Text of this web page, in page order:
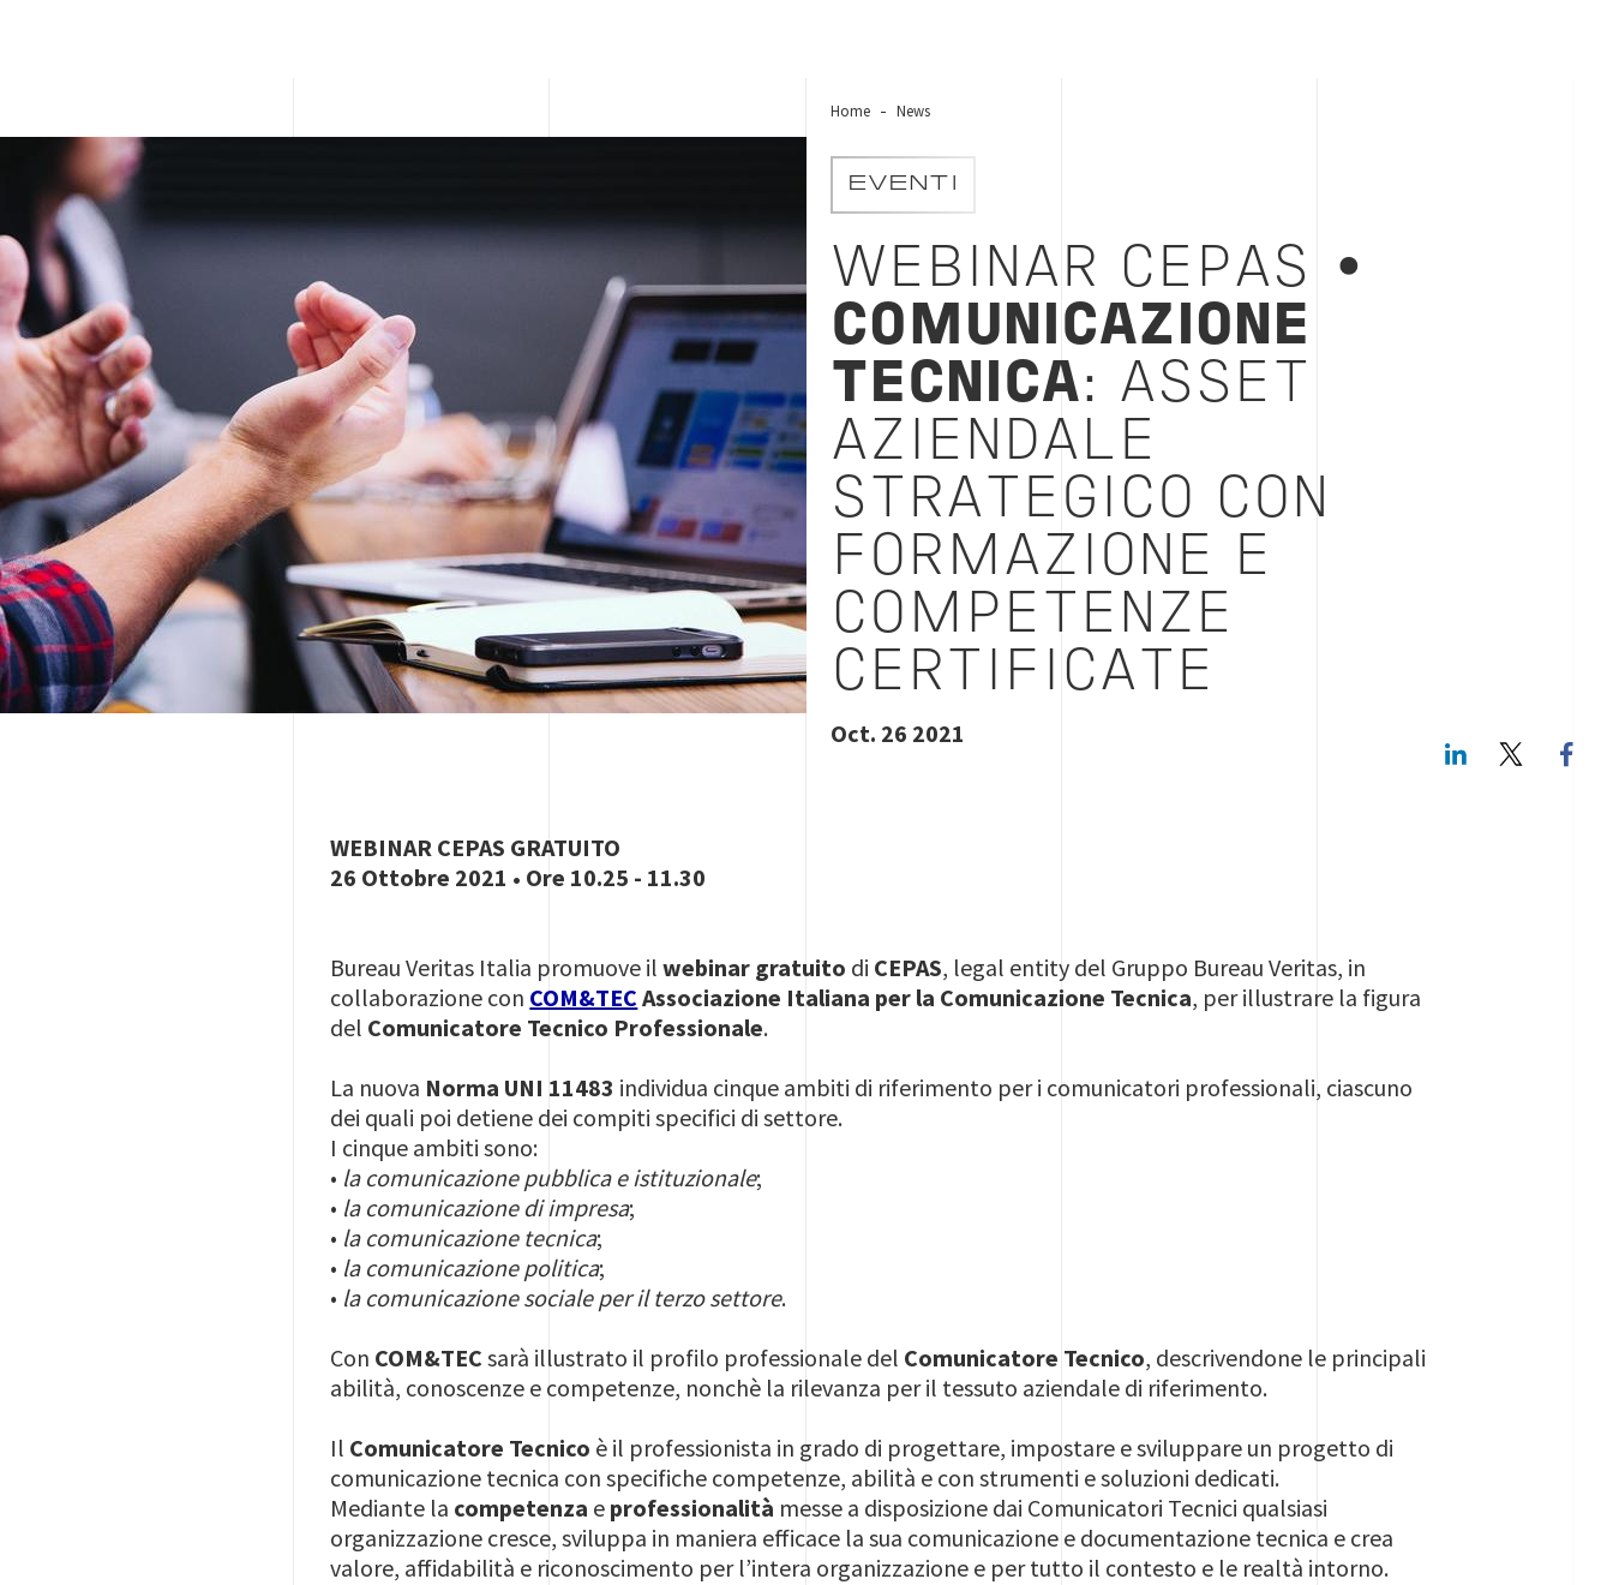
comunicazione-tecnica
Home News
EVENTI
WEBINAR CEPAS •
COMUNICAZIONE
TECNICA: ASSET
AZIENDALE
STRATEGICO CON
FORMAZIONE E
COMPETENZE
CERTIFICATE
Oct. 26 2021
LinkedIn
WEBINAR CEPAS GRATUITO
26 Ottobre 2021 • Ore 10.25 - 11.30
Bureau Veritas Italia promuove ilwebinar gratuito di CEPAS, legal entity del Gruppo Bureau Veritas, in
collaborazione con COM&TEC Associazione Italiana per la Comunicazione Tecnica, per illustrare la figura
del Comunicatore Tecnico Professionale.
La nuova Norma UNI 11483 individua cinque ambiti di riferimento per i comunicatori professionali, ciascuno
dei quali poi detiene dei compiti specifici di settore.
I cinque ambiti sono:
• la comunicazione pubblica e istituzionale;
• la comunicazione di impresa;
• la comunicazione tecnica;
• la comunicazione politica;
• la comunicazione sociale per il terzo settore.
Con COM&TEC sarà illustrato il profilo professionale del Comunicatore Tecnico, descrivendone le principali
abilità, conoscenze e competenze, nonchè la rilevanza per il tessuto aziendale di riferimento.
Il Comunicatore Tecnico è il professionista in grado di progettare, impostare e sviluppare un progetto di
comunicazione tecnica con specifiche competenze, abilità e con strumenti e soluzioni dedicati.
Mediante la competenza e professionalità messe a disposizione dai Comunicatori Tecnici qualsiasi
organizzazione cresce, sviluppa in maniera efficace la sua comunicazione e documentazione tecnica e crea
valore, affidabilità e riconoscimento per l’intera organizzazione e per tutto il contesto e le realtà intorno.